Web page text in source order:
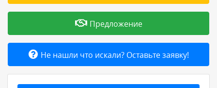
Товары и услуги
Добавить товар или услугу
Предложение
Не нашли что искали? Оставьте заявку!